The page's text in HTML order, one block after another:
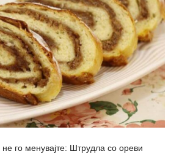
го менувајте: Штрудла со ореви